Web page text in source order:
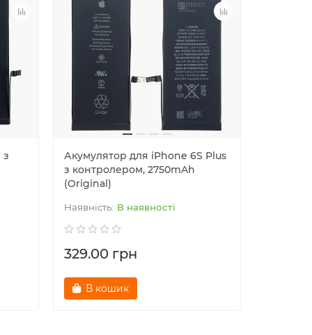
з
Акумулятор для iPhone 6S Plus
з контролером, 2750mAh
(Original)
В наявності
329.00 грн
В кошик